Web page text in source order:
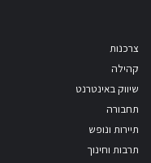
צרכנות
קהילה
שיווק באינטרנט
תחבורה
תיירות ונופש
תרבות וחינוך